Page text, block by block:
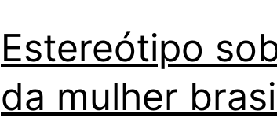
Estereótipo
da mulher